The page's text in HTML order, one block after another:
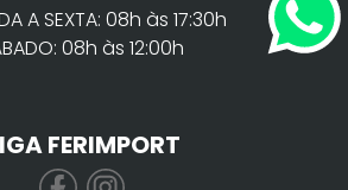
A SEXTA: 08h às 17:30h
08h às 12:00h
FERIMPORT